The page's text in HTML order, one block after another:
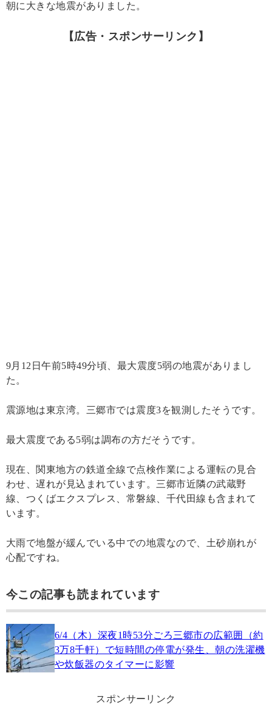
朝に大きな地震がありました。
【広告・スポンサーリンク】
9月12日午前5時49分頃、最大震度5弱の地震がありまし
た。
震源地は東京湾。三郷市では震度3を観測したそうです。
最大震度である5弱は調布の方だそうです。
現在、関東地方の鉄道全線で点検作業による運転の見合
わせ、遅れが見込まれています。三郷市近隣の武蔵野
線、つくばエクスプレス、常磐線、千代田線も含まれて
います。
大雨で地盤が緩んでいる中での地震なので、土砂崩れが
心配ですね。
今この記事も読まれています
6/4（木）深夜1時53分ごろ三郷市の広範囲（約
3万8千軒）で短時間の停電が発生、朝の洗濯機
や炊飯器のタイマーに影響
スポンサーリンク